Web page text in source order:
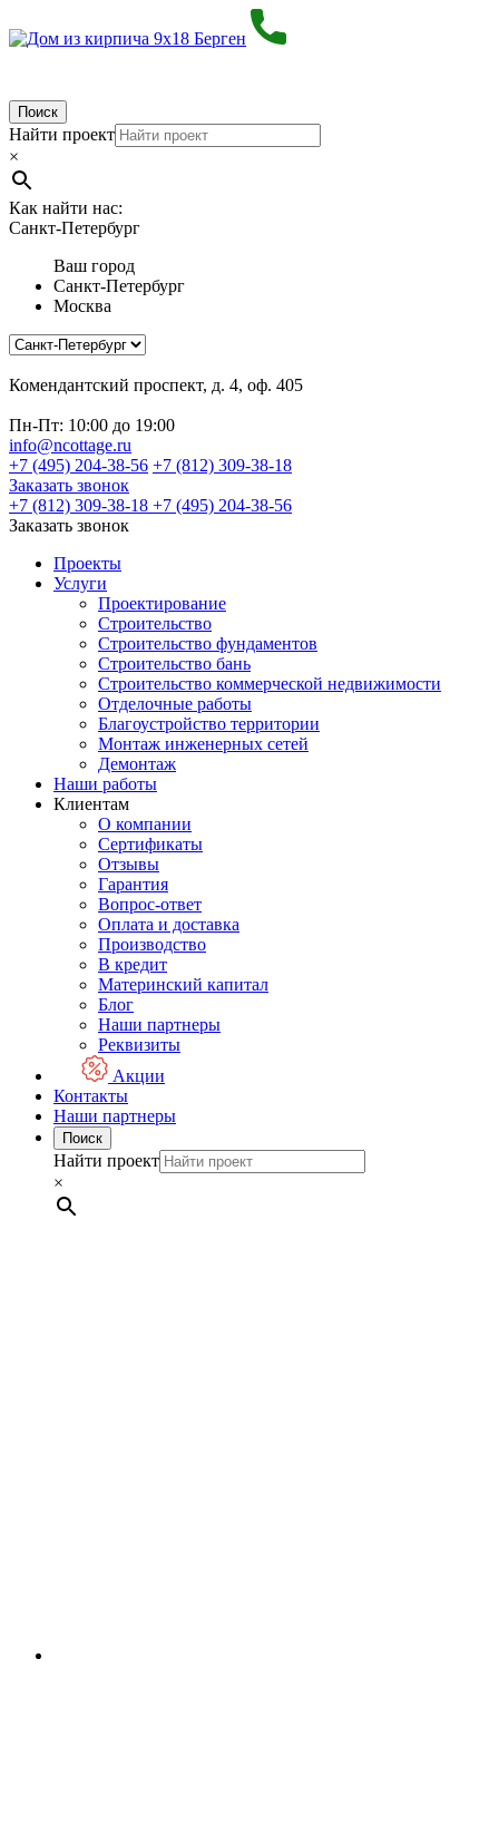
Поиск
Найти проект
×
Как найти нас:
Санкт-Петербург
Ваш город
Санкт-Петербург
Москва
Комендантский проспект, д. 4, оф. 405
Пн-Пт: 10:00 до 19:00
info@ncottage.ru
+7 (495) 204-38-56 +7 (812) 309-38-18
Заказать звонок
+7 (812) 309-38-18 +7 (495) 204-38-56
Заказать звонок
Проекты
Услуги
Проектирование
Строительство
Строительство фундаментов
Строительство бань
Строительство коммерческой недвижимости
Отделочные работы
Благоустройство территории
Монтаж инженерных сетей
Демонтаж
Наши работы
Клиентам
О компании
Сертификаты
Отзывы
Гарантия
Вопрос-ответ
Оплата и доставка
Производство
В кредит
Материнский капитал
Блог
Наши партнеры
Реквизиты
Акции
Контакты
Наши партнеры
Поиск
Найти проект
×